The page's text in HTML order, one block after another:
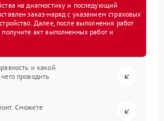
на диагностику и последующий
заказ-наряд с указанием страховых
Далее, после выполнения работ
акт выполненных работ и
и какой
проводить
Сможете